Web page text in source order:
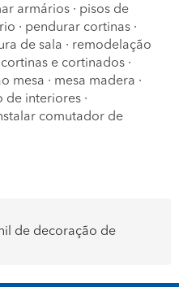
armários · pisos de
· pendurar cortinas ·
de sala · remodelação
cortinas e cortinados ·
mesa · mesa madera ·
de interiores ·
comutador de
de decoração de